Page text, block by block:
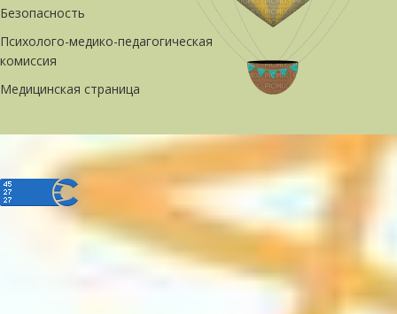
Безопасность
Психолого-медико-педагогическая
комиссия
Медицинская страница